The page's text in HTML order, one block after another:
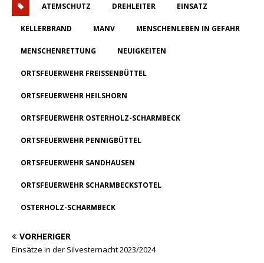
ATEMSCHUTZ DREHLEITER EINSATZ
KELLERBRAND MANV MENSCHENLEBEN IN GEFAHR
MENSCHENRETTUNG NEUIGKEITEN
ORTSFEUERWEHR FREISSENBÜTTEL
ORTSFEUERWEHR HEILSHORN
ORTSFEUERWEHR OSTERHOLZ-SCHARMBECK
ORTSFEUERWEHR PENNIGBÜTTEL
ORTSFEUERWEHR SANDHAUSEN
ORTSFEUERWEHR SCHARMBECKSTOTEL
OSTERHOLZ-SCHARMBECK
VORHERIGER
Einsätze in der Silvesternacht 2023/2024